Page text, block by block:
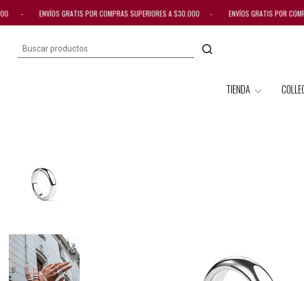
- ENVÍOS GRATIS POR COMPRAS SUPERIORES A $30.000 - ENVÍOS GRATIS POR
TIENDA